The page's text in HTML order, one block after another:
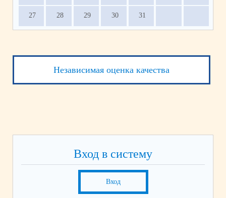
27 28 29 30 31
Независимая оценка качества
Вход в систему
Вход